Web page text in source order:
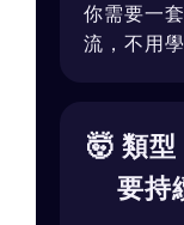
你需要一
流，不用
🤯 類
要持